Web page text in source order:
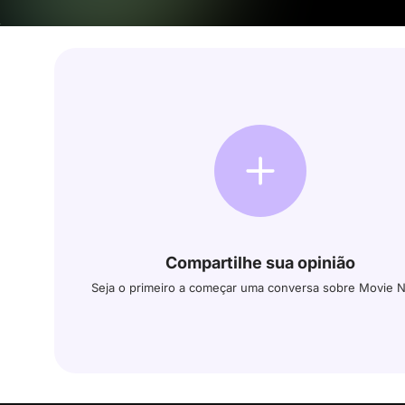
Compartilhe sua opinião
Seja o primeiro a começar uma conversa sobre Movie